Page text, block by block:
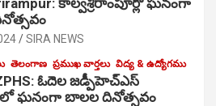
SIRA NEWS
తెలంగాణ ప్రముఖ వార్తలు విద్య & ఉద్యోగము
ఓదెల జ‌డ్పీహెచ్ఎస్
ఘనంగా బాలల దినోత్సవం